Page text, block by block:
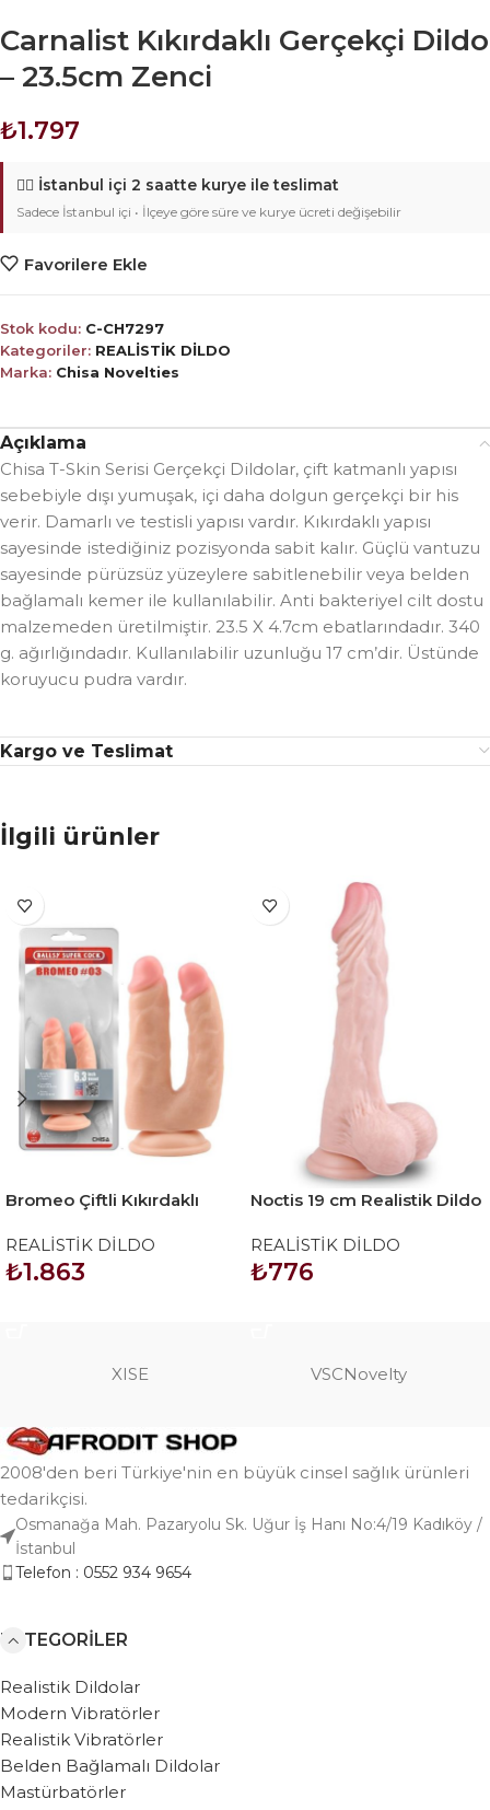
Carnalist Kıkırdaklı Gerçekçi Dildo
– 23.5cm Zenci
₺1.797
🚴‍♂️ İstanbul içi 2 saatte kurye ile teslimat
Sadece İstanbul içi • İlçeye göre süre ve kurye ücreti değişebilir
Favorilere Ekle
Stok kodu: C-CH7297
Kategoriler: REALİSTİK DİLDO
Marka: Chisa Novelties
Açıklama
Chisa T-Skin Serisi Gerçekçi Dildolar, çift katmanlı yapısı
sebebiyle dışı yumuşak, içi daha dolgun gerçekçi bir his
verir. Damarlı ve testisli yapısı vardır. Kıkırdaklı yapısı
sayesinde istediğiniz pozisyonda sabit kalır. Güçlü vantuzu
sayesinde pürüzsüz yüzeylere sabitlenebilir veya belden
bağlamalı kemer ile kullanılabilir. Anti bakteriyel cilt dostu
malzemeden üretilmiştir. 23.5 X 4.7cm ebatlarındadır. 340
g. ağırlığındadır. Kullanılabilir uzunluğu 17 cm’dir. Üstünde
koruyucu pudra vardır.
Kargo ve Teslimat
İlgili ürünler
Bromeo Çiftli Kıkırdaklı
REALİSTİK DİLDO
₺1.863
Noctis 19 cm Realistik Dildo
REALİSTİK DİLDO
₺776
XISE VSCNovelty
2008'den beri Türkiye'nin en büyük cinsel sağlık ürünleri
tedarikçisi.
Osmanağa Mah. Pazaryolu Sk. Uğur İş Hanı No:4/19 Kadıköy /
İstanbul
Telefon : 0552 934 9654
KATEGORILER
Realistik Dildolar
Modern Vibratörler
Realistik Vibratörler
Belden Bağlamalı Dildolar
Mastürbatörler